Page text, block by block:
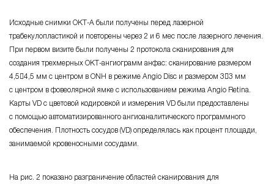
Исходные снимки ОКТ-А были получены перед лазерной
трабекулопластикой и повторены через 2 и 6 мес после лазерного лечения.
При первом визите были получены 2 протокола сканирования для
создания трехмерных ОКТ-ангиограмм анфас: сканирование размером
4,54,5 мм с центром в ONH в режиме Angio Disc и размером 33 мм
с центром в фовеолярной ямке с использованием режима Angio Retina.
Карты VD с цветовой кодировкой и измерения VD были предоставлены
с помощью автоматизированного ангиоаналитического программного
обеспечения. Плотность сосудов (VD) определялась как процент площади,
занимаемой кровеносными сосудами.
На рис. 2 показано разграничение областей сканирования для